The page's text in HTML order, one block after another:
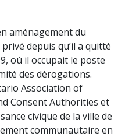
aménagement du
depuis qu’il a quitté
où il occupait le poste
des dérogations.
Association of
Consent Authorities et
civique de la ville de
communautaire en